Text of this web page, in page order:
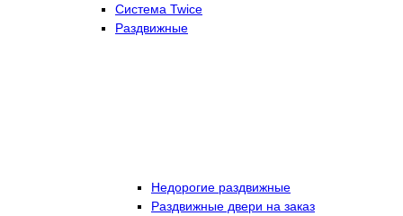
Система Twice
Раздвижные
Недорогие раздвижные
Раздвижные двери на заказ